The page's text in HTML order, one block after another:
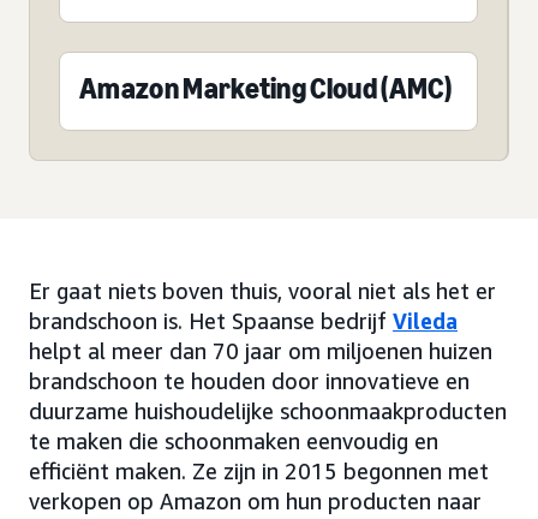
Amazon Marketing Cloud (AMC)
Er gaat niets boven thuis, vooral niet als het er
brandschoon is. Het Spaanse bedrijf Vileda
helpt al meer dan 70 jaar om miljoenen huizen
brandschoon te houden door innovatieve en
duurzame huishoudelijke schoonmaakproducten
te maken die schoonmaken eenvoudig en
efficiënt maken. Ze zijn in 2015 begonnen met
verkopen op Amazon om hun producten naar